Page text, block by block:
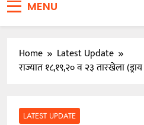
जाळ्यात
वारकरी संप्रदायातील ज्येष्ठ भाविक
MENU
Home
Latest Update
राज्यात १८,१९,२० व २३ तारखेला
LATEST UPDATE